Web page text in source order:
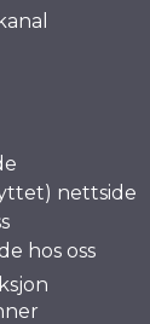
nettside
hos oss